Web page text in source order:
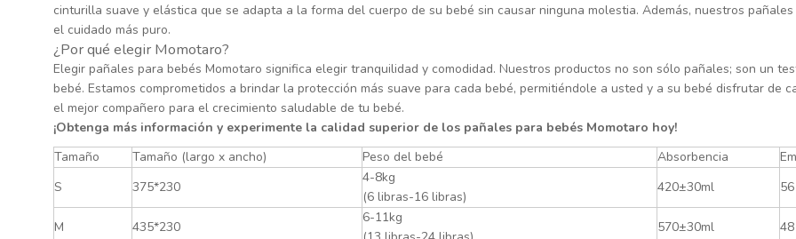
cinturilla suave y elástica que se adapta a la forma del cuerpo de su bebé sin causar ninguna molestia. Además, nuestros
el cuidado más puro.
¿Por qué elegir Momotaro?
Elegir pañales para bebés Momotaro significa elegir tranquilidad y comodidad. Nuestros productos no son sólo pañales; son un
bebé. Estamos comprometidos a brindar la protección más suave para cada bebé, permitiéndole a usted y a su bebé disfrutar de
el mejor compañero para el crecimiento saludable de tu bebé.
¡Obtenga más información y experimente la calidad superior de los pañales para bebés Momotaro hoy!
Tamaño
Tamaño (largo x ancho) Peso del bebé Absorbencia
S
375*230
4-8kg
(6 libras-16 libras)
420±30ml
M 435*230
6-11kg
570±30ml